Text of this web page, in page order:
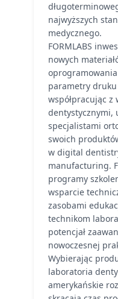
najwyższych
medycznego.
FORMLABS
nowych
parametry
współpracując
dentystycznymi,
specjalistami
swoich
w digital
manufacturing.
programy
wsparcie
zasobami
technikom
potencjał
nowoczesnej
Wybierając
laboratoria
amerykańskie